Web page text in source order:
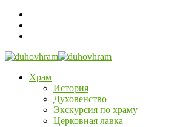
Храм
История
Духовенство
Экскурсия по храму
Церковная лавка